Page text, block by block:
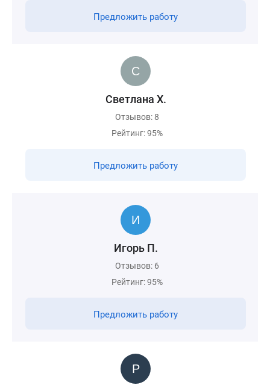
Предложить работу
Светлана Х.
Отзывов: 8
Рейтинг: 95%
Предложить работу
Игорь П.
Отзывов: 6
Рейтинг: 95%
Предложить работу